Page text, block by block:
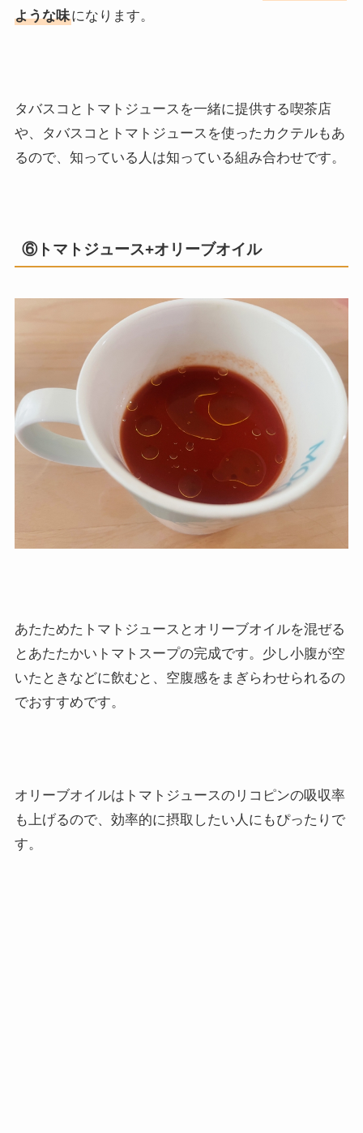
ような味になります。
タバスコとトマトジュースを一緒に提供する喫茶店
や、タバスコとトマトジュースを使ったカクテルもあ
るので、知っている人は知っている組み合わせです。
⑥トマトジュース+オリーブオイル
あたためたトマトジュースとオリーブオイルを混ぜる
とあたたかいトマトスープの完成です。少し小腹が空
いたときなどに飲むと、空腹感をまぎらわせられるの
でおすすめです。
オリーブオイルはトマトジュースのリコピンの吸収率
も上げるので、効率的に摂取したい人にもぴったりで
す。